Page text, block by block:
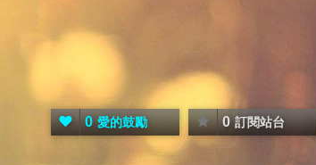
0 愛的鼓勵 0 訂閱站台